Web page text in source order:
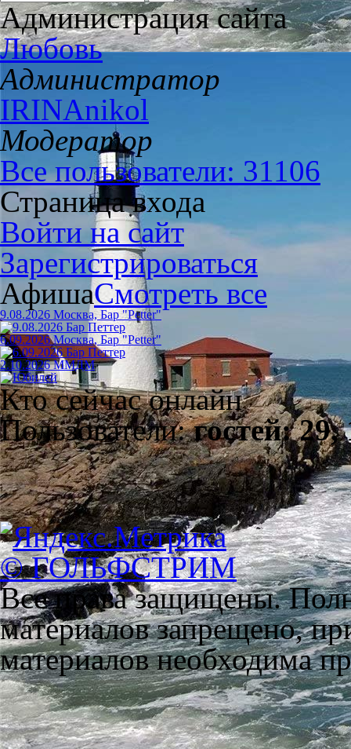
Администрация сайта
Любовь
Администратор
IRINAnikol
Модератор
Все пользователи: 31106
Страница входа
Войти на сайт
Зарегистрироваться
АфишаСмотреть все
9.08.2026 Москва, Бар "Petter"
6.09.2026 Москва, Бар "Petter"
2.10.2026 ММДМ
Кто сейчас онлайн
Пользователи:гостей: 29,
© ГОЛЬФСТРИМ
Все права защищены.
материалов запрещено,
материалов необходима